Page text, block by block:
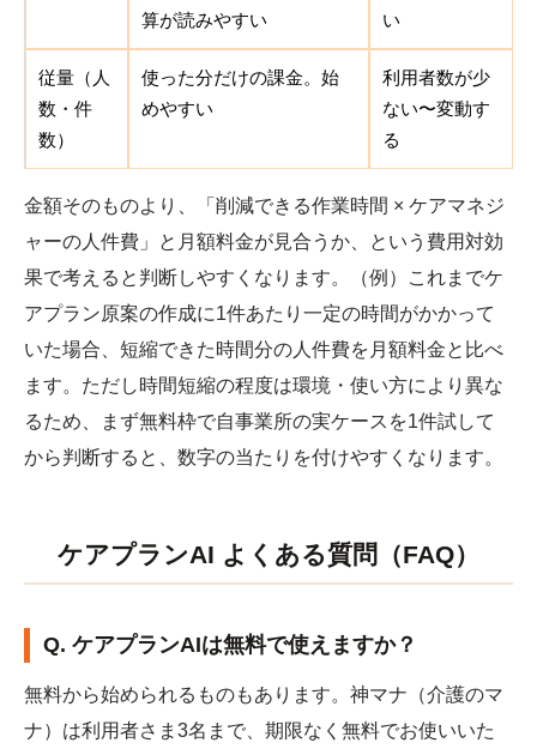
算が読みやすい
い
従量（人
数・件
数）
使った分だけの課金。始
めやすい
利用者数が少
ない〜変動す
る
金額そのものより、「削減できる作業時間 × ケアマネジ
ャーの人件費」と月額料金が見合うか、という費用対効
果で考えると判断しやすくなります。（例）これまでケ
アプラン原案の作成に1件あたり一定の時間がかかって
いた場合、短縮できた時間分の人件費を月額料金と比べ
ます。ただし時間短縮の程度は環境・使い方により異な
るため、まず無料枠で自事業所の実ケースを1件試して
から判断すると、数字の当たりを付けやすくなります。
ケアプランAI よくある質問（FAQ）
Q. ケアプランAIは無料で使えますか？
無料から始められるものもあります。神マナ（介護のマ
ナ）は利用者さま3名まで、期限なく無料でお使いいた